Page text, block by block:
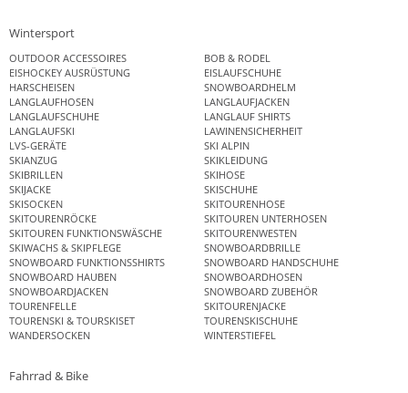
Wintersport
OUTDOOR ACCESSOIRES
BOB & RODEL
EISHOCKEY AUSRÜSTUNG
EISLAUFSCHUHE
HARSCHEISEN
SNOWBOARDHELM
LANGLAUFHOSEN
LANGLAUFJACKEN
LANGLAUFSCHUHE
LANGLAUF SHIRTS
LANGLAUFSKI
LAWINENSICHERHEIT
LVS-GERÄTE
SKI ALPIN
SKIANZUG
SKIKLEIDUNG
SKIBRILLEN
SKIHOSE
SKIJACKE
SKISCHUHE
SKISOCKEN
SKITOURENHOSE
SKITOURENRÖCKE
SKITOUREN UNTERHOSEN
SKITOUREN FUNKTIONSWÄSCHE
SKITOURENWESTEN
SKIWACHS & SKIPFLEGE
SNOWBOARDBRILLE
SNOWBOARD FUNKTIONSSHIRTS
SNOWBOARD HANDSCHUHE
SNOWBOARD HAUBEN
SNOWBOARDHOSEN
SNOWBOARDJACKEN
SNOWBOARD ZUBEHÖR
TOURENFELLE
SKITOURENJACKE
TOURENSKI & TOURSKISET
TOURENSKISCHUHE
WANDERSOCKEN
WINTERSTIEFEL
Fahrrad & Bike